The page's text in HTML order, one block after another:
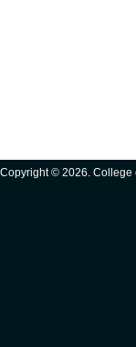
Copyright © 2026. College